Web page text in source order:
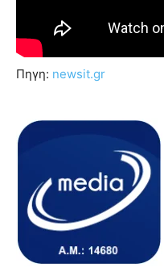
Πηγη: newsit.gr